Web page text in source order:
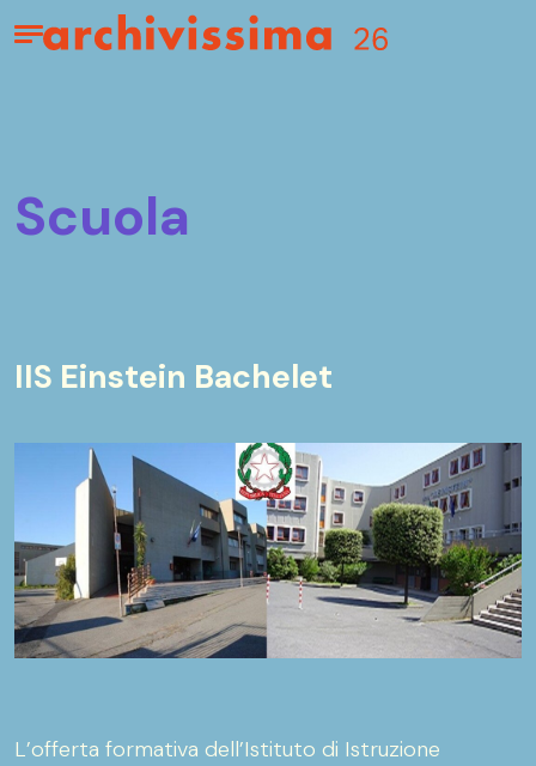
Home page
Apri il menu
scuola
IIS Einstein Bachelet
L’offerta formativa dell’Istituto di Istruzione